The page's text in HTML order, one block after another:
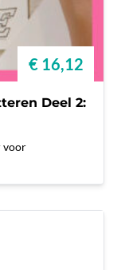
€ 16,12
Deel 2:
voor